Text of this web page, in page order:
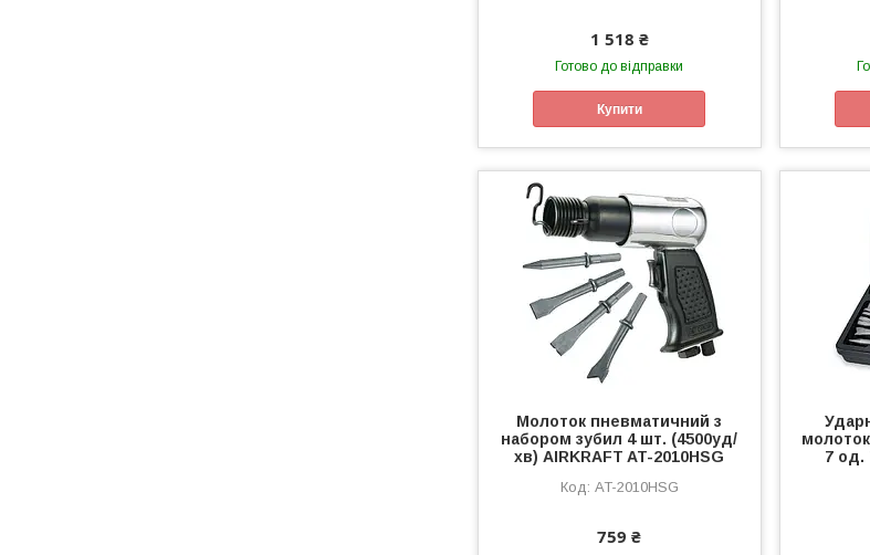
1 518 ₴
Готово до відправки
Купити
Молоток пневматичний з
набором зубил 4 шт. (4500уд/
хв) AIRKRAFT AT-2010HSG
AT-2010HSG
759 ₴
7 од.